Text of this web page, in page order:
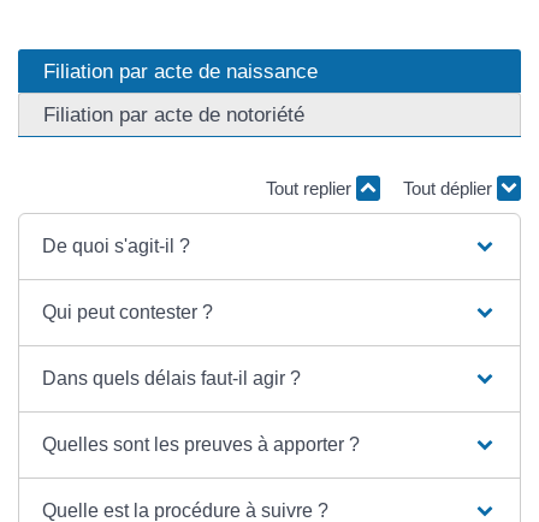
Filiation par acte de naissance
Filiation par acte de notoriété
Tout replier Tout déplier
De quoi s'agit-il ?
Qui peut contester ?
Dans quels délais faut-il agir ?
Quelles sont les preuves à apporter ?
Quelle est la procédure à suivre ?